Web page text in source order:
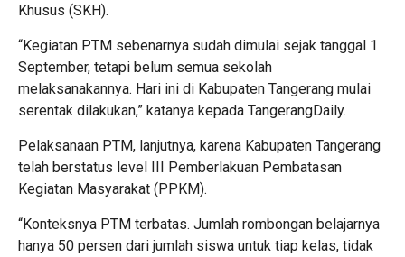
Khusus (SKH).
“Kegiatan PTM sebenarnya sudah dimulai sejak tanggal 1
September, tetapi belum semua sekolah
melaksanakannya. Hari ini di Kabupaten Tangerang mulai
serentak dilakukan,” katanya kepada TangerangDaily.
Pelaksanaan PTM, lanjutnya, karena Kabupaten Tangerang
telah berstatus level III Pemberlakuan Pembatasan
Kegiatan Masyarakat (PPKM).
“Konteksnya PTM terbatas. Jumlah rombongan belajarnya
hanya 50 persen dari jumlah siswa untuk tiap kelas, tidak